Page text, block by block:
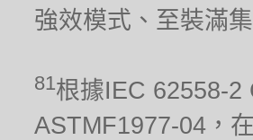
強效模式、至裝滿
81根據IEC 62558-2
ASTMF1977-04，